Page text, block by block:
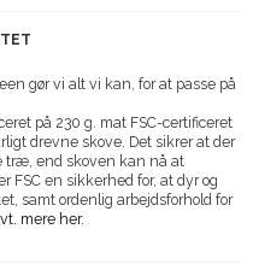
gør vi alt vi kan, for at passe på
på 230 g. mat FSC-certificeret
drevne skove. Det sikrer at der
træ, end skoven kan nå at
FSC en sikkerhed for, at dyr og
samt ordenlig arbejdsforhold for
mere her.